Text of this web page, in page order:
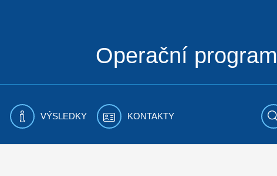
Operační program
VÝSLEDKY KONTAKTY